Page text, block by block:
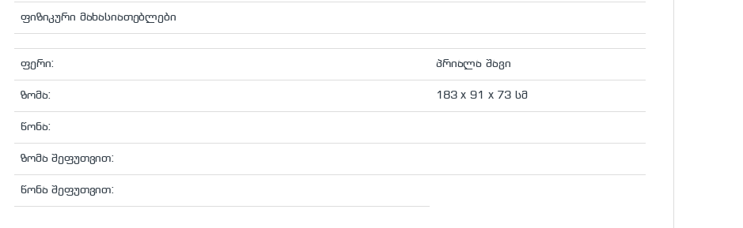
ფიზიკური მახასიათებლები
ფერი: პრიალა შავი
ზომა: 183 x 91 x 73 სმ
წონა:
ზომა შეფუთვით:
წონა შეფუთვით: